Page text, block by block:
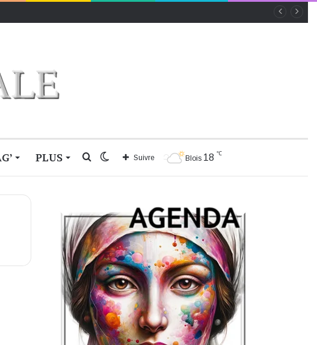
PLUS Blois 18 ℃
Suivre
Switch
Rechercher